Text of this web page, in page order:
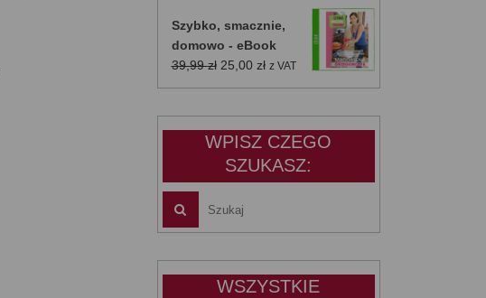
wynosiła:
39,99 zł.
wynosi:
25,00 zł.
Szybko, smacznie,
domowo - eBook
39,99zł Pierwotna
cena
25,00 złAktualna
cena
z VAT
WPISZ CZEGO
SZUKASZ:
WSZYSTKIE